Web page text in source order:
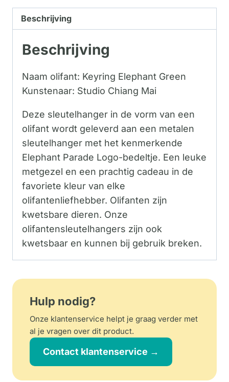
Beschrijving
Beschrijving
Naam olifant: Keyring Elephant Green
Kunstenaar: Studio Chiang Mai
Deze sleutelhanger in de vorm van een
olifant wordt geleverd aan een metalen
sleutelhanger met het kenmerkende
Elephant Parade Logo-bedeltje. Een leuke
metgezel en een prachtig cadeau in de
favoriete kleur van elke
olifantenliefhebber. Olifanten zijn
kwetsbare dieren. Onze
olifantensleutelhangers zijn ook
kwetsbaar en kunnen bij gebruik breken.
Hulp nodig?
Onze klantenservice helpt je graag verder met
al je vragen over dit product.
Contact klantenservice →